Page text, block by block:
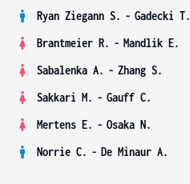
Ryan Ziegann S. - Gadecki T.
Brantmeier R. - Mandlik E.
Sabalenka A. - Zhang S.
Sakkari M. - Gauff C.
Mertens E. - Osaka N.
Norrie C. - De Minaur A.